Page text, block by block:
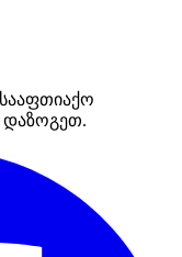
სააფთიაქო
დაზოგეთ.